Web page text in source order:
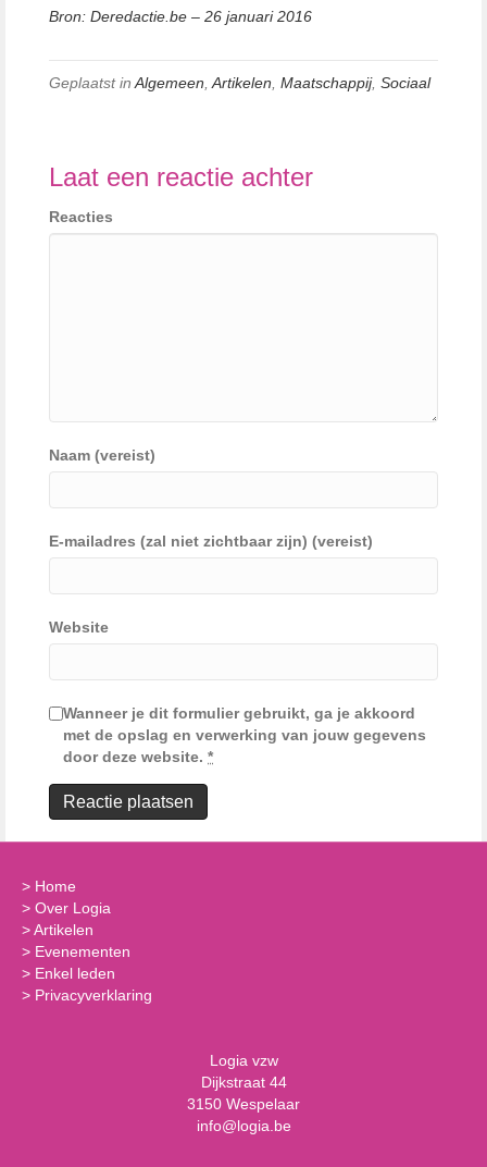
Bron: Deredactie.be – 26 januari 2016
Geplaatst in Algemeen Artikelen Maatschappij, Sociaal
Laat een reactie achter
Reacties
Naam (vereist)
E-mailadres (zal niet zichtbaar zijn) (vereist)
Website
Wanneer je dit formulier gebruikt, ga je akkoord
met de opslag en verwerking van jouw gegevens
door deze website. *
> Home
> Over Logia
>Artikelen
> Evenementen
> Enkel leden
> Privacyverklaring
Logia vzw
Dijkstraat 44
3150 Wespelaar
info@logia.be